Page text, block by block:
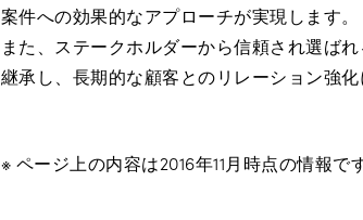
案件への効果的なアプローチが実現します。
また、ステークホルダーから信頼され選ば
継承し、長期的な顧客とのリレーション強
※ ページ上の内容は2016年11月時点の情報です